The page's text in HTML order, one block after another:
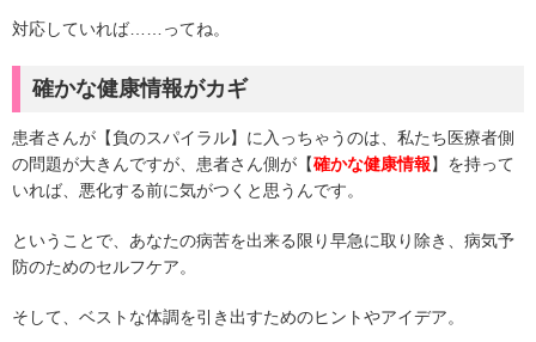
対応していれば……ってね。
確かな健康情報がカギ
患者さんが【負のスパイラル】に入っちゃうのは、私たち医療者側
の問題が大きんですが、患者さん側が【確かな健康情報】を持って
いれば、悪化する前に気がつくと思うんです。
ということで、あなたの病苦を出来る限り早急に取り除き、病気予
防のためのセルフケア。
そして、ベストな体調を引き出すためのヒントやアイデア。